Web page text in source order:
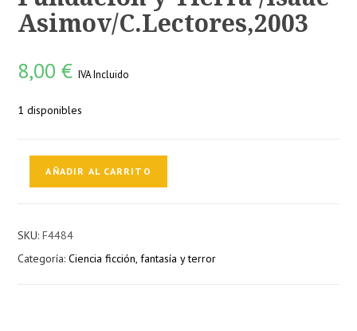
Asimov/C.Lectores,2003
8,00€ IVA Incluido
1 disponibles
Fundación
Asimov/C.Lectores,2003
cantidad
AÑADIR AL CARRITO
SKU:F4484
Categoría:Ciencia ficción, fantasía y terror